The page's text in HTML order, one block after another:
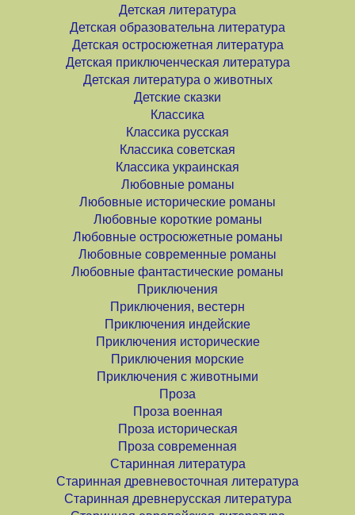
Детская литература
Детская образовательна литература
Детская остросюжетная литература
Детская приключенческая литература
Детская литература о животных
Детские сказки
Классика
Классика русская
Классика советская
Классика украинская
Любовные романы
Любовные исторические романы
Любовные короткие романы
Любовные остросюжетные романы
Любовные современные романы
Любовные фантастические романы
Приключения
Приключения, вестерн
Приключения индейские
Приключения исторические
Приключения морские
Приключения с животными
Проза
Проза военная
Проза историческая
Проза современная
Старинная литература
Старинная древневосточная литература
Старинная древнерусская литература